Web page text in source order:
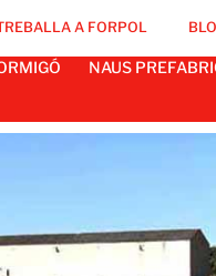
A FORPOL
NAUS